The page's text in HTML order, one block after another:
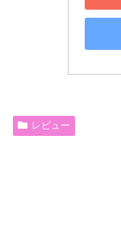
レビュー